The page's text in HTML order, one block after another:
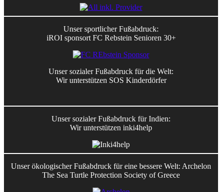
Unser sportlicher Fußabdruck:
iROI sponsort FC Rebstein Senioren 30+
Unser sozialer Fußabdruck für die Welt:
Wir unterstützen SOS Kinderdörfer
Unser sozialer Fußabdruck für Indien:
Wir unterstützen inki4help
Unser ökologischer Fußabdruck für eine bessere Welt: Archelon
The Sea Turtle Protection Society of Greece